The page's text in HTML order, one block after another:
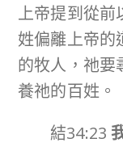
上帝提到從前
姓偏離上帝的
的牧人，祂要
養祂的百姓。
結34:23